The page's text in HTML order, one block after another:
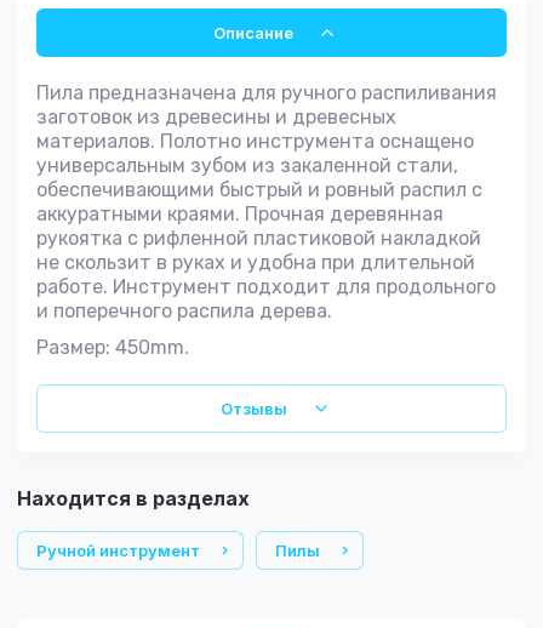
Описание
Пила предназначена для ручного распиливания
заготовок из древесины и древесных
материалов. Полотно инструмента оснащено
универсальным зубом из закаленной стали,
обеспечивающими быстрый и ровный распил с
аккуратными краями. Прочная деревянная
рукоятка с рифленной пластиковой накладкой
не скользит в руках и удобна при длительной
работе. Инструмент подходит для продольного
и поперечного распила дерева.
Размер: 450mm.
Отзывы
Находится в разделах
Ручной инструмент Пилы